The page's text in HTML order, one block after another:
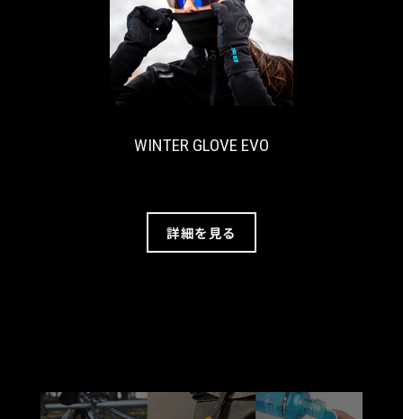
WINTER GLOVE EVO
詳細を見る